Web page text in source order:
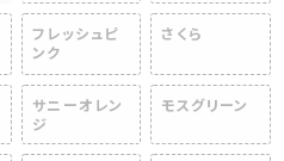
フレッシュピ
ンク
さくら
サニーオレン
ジ
モスグリーン